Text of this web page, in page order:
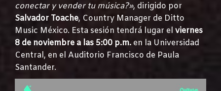
conectar y vender tu música?», dirigido por
Salvador Toache, Country Manager de Ditto
Music México. Esta sesión tendrá lugar el viernes
8 de noviembre a las 5:00 p.m. en la Universidad
Central, en el Auditorio Francisco de Paula
Santander.